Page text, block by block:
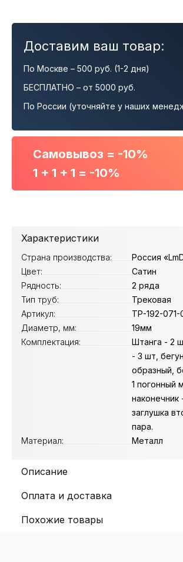
Доставим ваш товар:
По Москве – 500 руб. (1-2 дня)
БЕСПЛАТНО – от 5000 руб.
По России (уточняйте у наших
Самовывоз = -10%
1 + 1 + 1 = -10%
Характеристики
Страна производства:
Россия
Цвет:
Сатин
Рядность:
2 ряда
Тип труб:
Трековая
Артикул:
ТР-192-
Диаметр, мм:
19мм
Комплектация:
Штанга - 2
- 3 шт,
образный,
1 погонный
наконечник
заглушка
пара.
Материал:
Металл
Описание
Оплата и доставка
Похожие товары